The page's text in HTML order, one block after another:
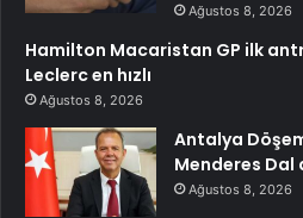
Ağustos 8, 2026
Hamilton Macaristan GP ilk
Leclerc en hızlı
Ağustos 8, 2026
Antalya
Menderes Dal
Ağustos 8, 2026